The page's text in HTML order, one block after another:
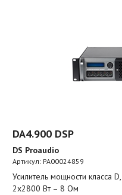
DA4.900 DSP
DS Proaudio
Артикул: PA00024859
Усилитель мощности
2х2800 Вт – 8 Ом